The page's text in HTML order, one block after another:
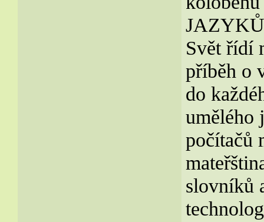
Svět řídí
příběh o
do
umělého
počítačů
slovníků